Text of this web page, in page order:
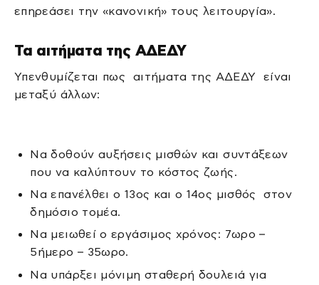
επηρεάσει την «κανονική» τους λειτουργία».
Τα αιτήματα της ΑΔΕΔΥ
Υπενθυμίζεται πως αιτήματα της ΑΔΕΔΥ είναι
μεταξύ άλλων:
Να δοθούν αυξήσεις μισθών και συντάξεων
που να καλύπτουν το κόστος ζωής.
Να επανέλθει ο 13ος και ο 14ος μισθός στον
δημόσιο τομέα.
Να μειωθεί ο εργάσιμος χρόνος: 7ωρο –
5ήμερο – 35ωρο.
Να υπάρξει μόνιμη σταθερή δουλειά για